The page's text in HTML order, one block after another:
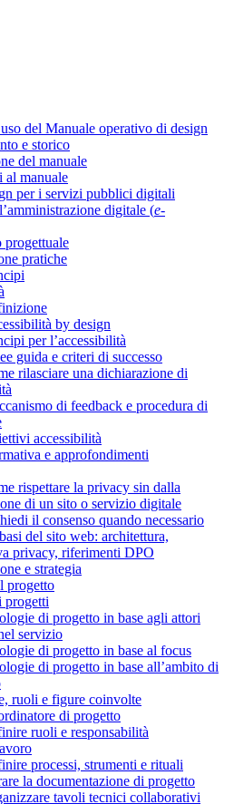
del Manuale operativo di design
e storico
del manuale
al manuale
per i servizi pubblici digitali
digitale (e-
progettuale
pratiche
by design
per l’accessibilità
guida e criteri di successo
rilasciare una dichiarazione di
di feedback e procedura di
accessibilità
e approfondimenti
rispettare la privacy sin dalla
di un sito o servizio digitale
il consenso quando necessario
del sito web: architettura,
privacy, riferimenti DPO
e strategia
progetto
progetti
di progetto in base agli attori
servizio
di progetto in base al focus
di progetto in base all’ambito di
ruoli e figure coinvolte
di progetto
ruoli e responsabilità
processi, strumenti e rituali
la documentazione di progetto
tavoli tecnici collaborativi